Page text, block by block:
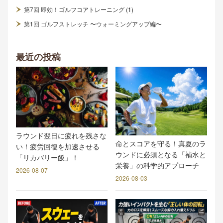
第7回 即効！ゴルフコアトレーニング (1)
第1回 ゴルフストレッチ 〜ウォーミングアップ編〜
最近の投稿
ラウンド翌日に疲れを残さな
い！疲労回復を加速させる
「リカバリー飯」！
2026-08-07
命とスコアを守る！真夏のラ
ウンドに必須となる「補水と
栄養」の科学的アプローチ
2026-08-03